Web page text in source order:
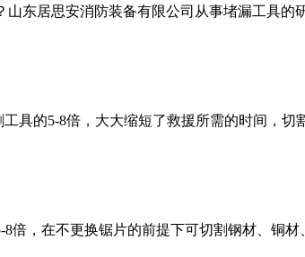
东居思安消防装备有限公司从事堵漏工具的
具的5-8倍，大大缩短了救援所需的时间，切
倍，在不更换锯片的前提下可切割钢材、铜材